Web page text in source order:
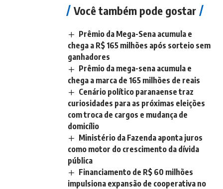
Você também pode gostar
Prêmio da Mega-Sena acumula e
chega a R$ 165 milhões após sorteio sem
ganhadores
Prêmio da mega-sena acumula e
chega a marca de 165 milhões de reais
Cenário político paranaense traz
curiosidades para as próximas eleições
com troca de cargos e mudança de
domicílio
Ministério da Fazenda aponta juros
como motor do crescimento da dívida
pública
Financiamento de R$ 60 milhões
impulsiona expansão de cooperativa no